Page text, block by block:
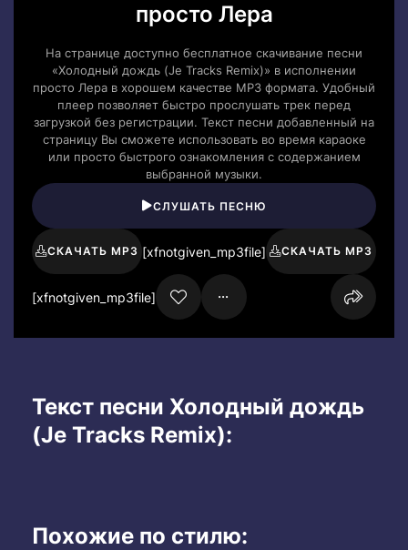
просто Лера
На странице доступно бесплатное скачивание песни
«Холодный дождь (Je Tracks Remix)» в исполнении
просто Лера в хорошем качестве MP3 формата. Удобный
плеер позволяет быстро прослушать трек перед
загрузкой без регистрации. Текст песни добавленный на
страницу Вы сможете использовать во время караоке
или просто быстрого ознакомления с содержанием
выбранной музыки.
СЛУШАТЬ ПЕСНЮ
СКАЧАТЬ MP3 [xfnotgiven_mp3file] СКАЧАТЬ MP3
[xfnotgiven_mp3file]
Текст песни Холодный дождь
(Je Tracks Remix):
Похожие по стилю: